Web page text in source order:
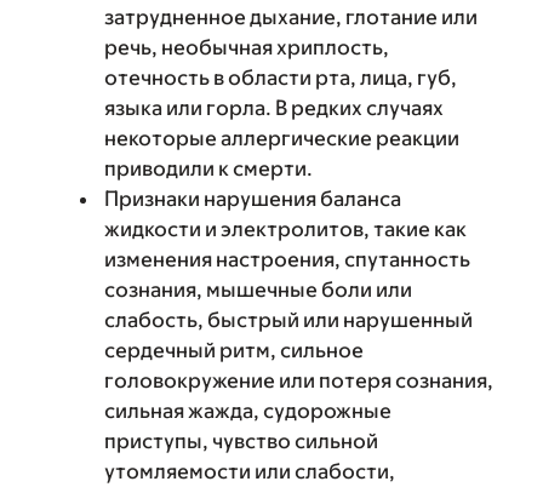
затрудненное дыхание, глотание или
речь, необычная хриплость,
отечность в области рта, лица, губ,
языка или горла. В редких случаях
некоторые аллергические реакции
приводили к смерти.
Признаки нарушения баланса
жидкости и электролитов, такие как
изменения настроения, спутанность
сознания, мышечные боли или
слабость, быстрый или нарушенный
сердечный ритм, сильное
головокружение или потеря сознания,
сильная жажда, судорожные
приступы, чувство сильной
утомляемости или слабости,